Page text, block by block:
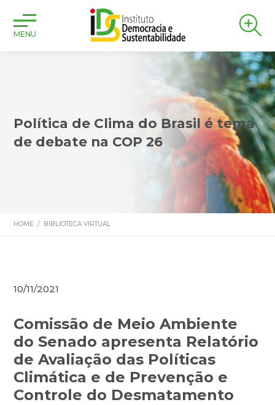
MENU
Política de Clima do Brasil é tema
de debate na COP 26
HOME / BIBLIOTECA VIRTUAL
10/11/2021
Comissão de Meio Ambiente
do Senado apresenta Relatório
de Avaliação das Políticas
Climática e de Prevenção e
Controle do Desmatamento